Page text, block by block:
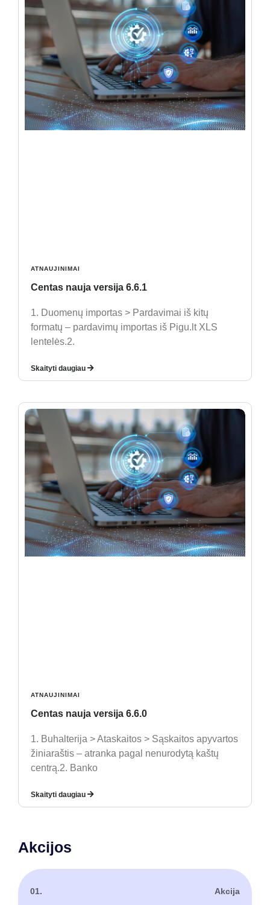
ATNAUJINIMAI
Centas nauja versija 6.6.1
1. Duomenų importas > Pardavimai iš kitų
formatų – pardavimų importas iš Pigu.lt XLS
lentelės.2.
Skaityti daugiau
ATNAUJINIMAI
Centas nauja versija 6.6.0
1. Buhalterija > Ataskaitos > Sąskaitos apyvartos
žiniaraštis – atranka pagal nenurodytą kaštų
centrą.2. Banko
Skaityti daugiau
Akcijos
01. Akcija